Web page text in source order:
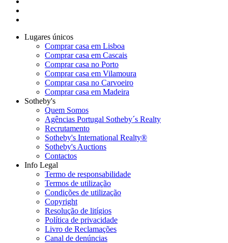
Lugares únicos
Comprar casa em Lisboa
Comprar casa em Cascais
Comprar casa no Porto
Comprar casa em Vilamoura
Comprar casa no Carvoeiro
Comprar casa em Madeira
Sotheby's
Quem Somos
Agências Portugal Sotheby´s Realty
Recrutamento
Sotheby's International Realty®
Sotheby's Auctions
Contactos
Info Legal
Termo de responsabilidade
Termos de utilização
Condições de utilização
Copyright
Resolução de litígios
Política de privacidade
Livro de Reclamações
Canal de denúncias